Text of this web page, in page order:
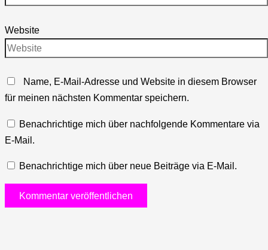
Website
Name, E-Mail-Adresse und Website in diesem Browser
für meinen nächsten Kommentar speichern.
Benachrichtige mich über nachfolgende Kommentare via
E-Mail.
Benachrichtige mich über neue Beiträge via E-Mail.